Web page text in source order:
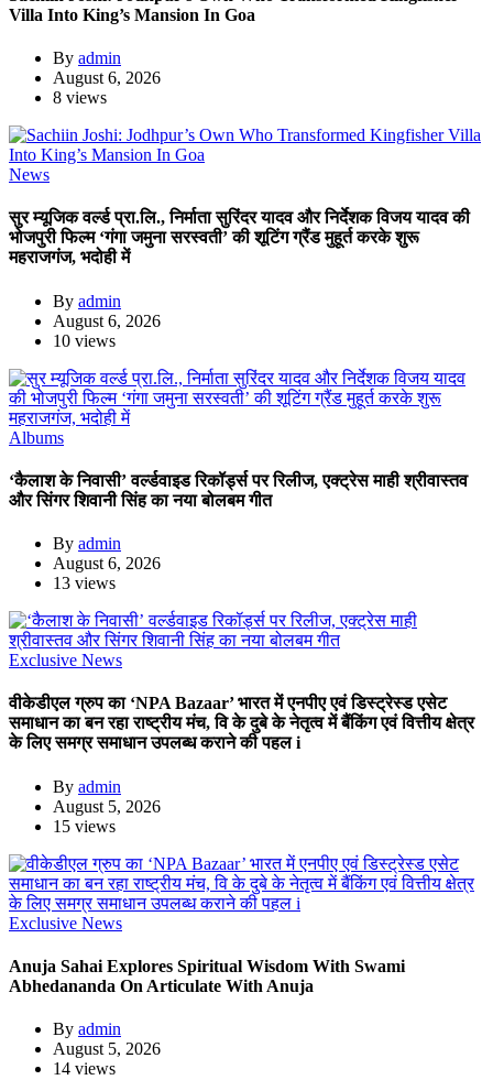
Villa Into King’s Mansion In Goa
By admin
August 6, 2026
8 views
News
सुर म्यूजिक वर्ल्ड प्रा.लि., निर्माता सुरिंदर यादव और निर्देशक विजय यादव की
भोजपुरी फिल्म ‘गंगा जमुना सरस्वती’ की शूटिंग ग्रैंड मुहूर्त करके शुरू
महराजगंज, भदोही में
By admin
August 6, 2026
10 views
Albums
‘कैलाश के निवासी’ वर्ल्डवाइड रिकॉर्ड्स पर रिलीज, एक्ट्रेस माही श्रीवास्तव
और सिंगर शिवानी सिंह का नया बोलबम गीत
By admin
August 6, 2026
13 views
Exclusive News
वीकेडीएल ग्रुप का ‘NPA Bazaar’ भारत में एनपीए एवं डिस्ट्रेस्ड एसेट
समाधान का बन रहा राष्ट्रीय मंच, वि के दुबे के नेतृत्व में बैंकिंग एवं वित्तीय क्षेत्र
के लिए समग्र समाधान उपलब्ध कराने की पहल i
By admin
August 5, 2026
15 views
Exclusive News
Anuja Sahai Explores Spiritual Wisdom With Swami
Abhedananda On Articulate With Anuja
By admin
August 5, 2026
14 views